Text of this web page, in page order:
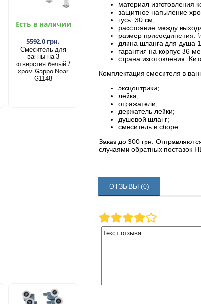
Есть в наличии
5592,0 грн.
Смеситель для
ванны на 3
отверстия белый /
хром Gappo Noar
G1148
материал изготовления
защитное напыление
гусь: 30 см;
расстояние между
размер присоединения:
длина шланга для душа
гарантия на корпус 36
страна изготовления:
Комплектация смесителя в
эксцентрики;
лейка;
отражатели;
держатель лейки;
душевой шланг;
смеситель в сборе.
Заказ до 300 грн.
случаями обратных поставок
ОТЗЫВЫ (0)